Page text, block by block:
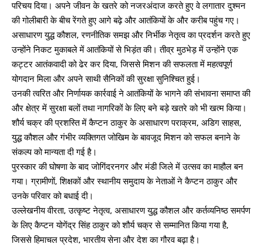
परिचय दिया। अपने जीवन के खतरे को नजरअंदाज करते हुए वे लगातार दुश्मन
की गोलीबारी के बीच रेंगते हुए आगे बढ़े और आतंकियों के और करीब पहुंच गए।
असाधारण युद्ध कौशल, रणनीतिक समझ और निर्भीक नेतृत्व का प्रदर्शन करते हुए
उन्होंने निकट मुकाबले में आतंकियों से भिड़ंत की। तीव्र मुठभेड़ में उन्होंने एक
कट्टर आतंकवादी को ढेर कर दिया, जिससे मिशन की सफलता में महत्वपूर्ण
योगदान मिला और अपने साथी सैनिकों की सुरक्षा सुनिश्चित हुई।
उनकी त्वरित और निर्णायक कार्रवाई ने आतंकियों के भागने की संभावना समाप्त की
और क्षेत्र में सुरक्षा बलों तथा नागरिकों के लिए बने बड़े खतरे को भी खत्म किया।
शौर्य चक्र की प्रशस्ति में कैप्टन ठाकुर के असाधारण पराक्रम, अडिग साहस,
युद्ध कौशल और गंभीर व्यक्तिगत जोखिम के बावजूद मिशन को सफल बनाने के
संकल्प को मान्यता दी गई है।
पुरस्कार की घोषणा के बाद जोगिंदरनगर और मंडी जिले में उत्सव का माहौल बन
गया। ग्रामीणों, शिक्षकों और स्थानीय समुदाय के नेताओं ने कैप्टन ठाकुर और
उनके परिवार को बधाई दी।
उल्लेखनीय वीरता, उत्कृष्ट नेतृत्व, असाधारण युद्ध कौशल और कर्तव्यनिष्ठ समर्पण
के लिए कैप्टन योगेंद्र सिंह ठाकुर को शौर्य चक्र से सम्मानित किया गया है,
जिससे हिमाचल प्रदेश, भारतीय सेना और देश का गौरव बढ़ा है।